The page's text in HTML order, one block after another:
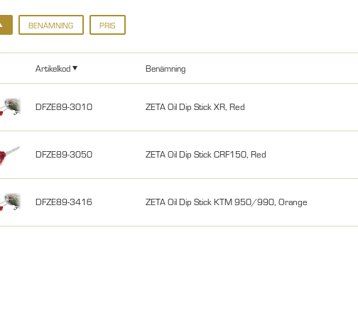
BENÄMNING PRIS
Artikelkod Benämning
DFZE89-3010 ZETA Oil Dip Stick XR, Red
DFZE89-3050 ZETA Oil Dip Stick CRF150, Red
DFZE89-3416 ZETA Oil Dip Stick KTM 950/990, Orange